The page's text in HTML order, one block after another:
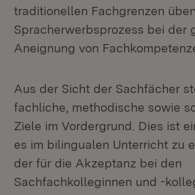
traditionellen Fachgrenzen
Spracherwerbsprozess bei der
Aneignung von
Aus der Sicht der Sachfächer
fachliche, methodische sowie
Ziele im Vordergrund. Dies ist
es im bilingualen Unterricht zu
der für die Akzeptanz bei den
Sachfachkolleginnen und -